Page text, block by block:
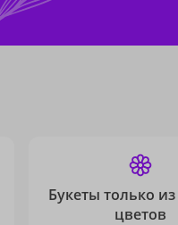
Букеты только
цветов